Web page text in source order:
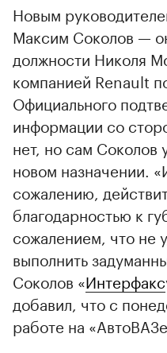
Новым
Максим Соколов —
должности Николя
компанией Renault
Официального
информации со
нет, но сам Соколов
новом назначении.
сожалению,
благодарностью к
сожалением, что не
выполнить
Соколов «Интерфакс
добавил, что с
работе на